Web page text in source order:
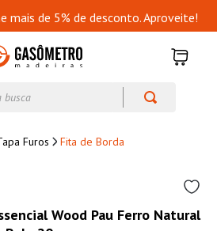
mais de 5% de desconto. Aproveite!
Furos Fita de Borda
Wood Pau Ferro Natural